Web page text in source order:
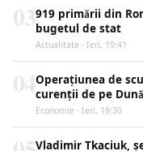
919 primării din
bugetul de stat
Actualitate · Ieri, 19:41
Operațiunea de
curenții de pe
Economie · Ieri, 19:30
Vladimir Tkaciuk,